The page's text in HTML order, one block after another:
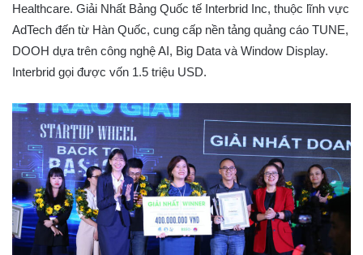
Healthcare. Giải Nhất Bảng Quốc tế Interbrid Inc, thuộc lĩnh vực
AdTech đến từ Hàn Quốc, cung cấp nền tảng quảng cáo TUNE,
DOOH dựa trên công nghệ AI, Big Data và Window Display.
Interbrid gọi được vốn 1.5 triệu USD.